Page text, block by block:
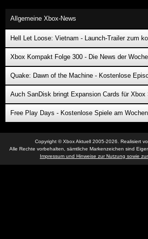
Allgemeine Xbox-News
Hell Let Loose: Vietnam - Launch-Trailer zum
Xbox Kompakt Folge 300 - Die News der Woche
Quake: Dawn of the Machine - Kostenlose
Auch SanDisk bringt Expansion Cards für Xbox
Free Play Days - Kostenlose Spiele am
Copyright © Xbox Aktuell 2005-2026. Realisiert
Alle Rechte vorbehalten, sämtliche Markenzeichen sind
Impressum und Hinweise zur Nutzung sowie